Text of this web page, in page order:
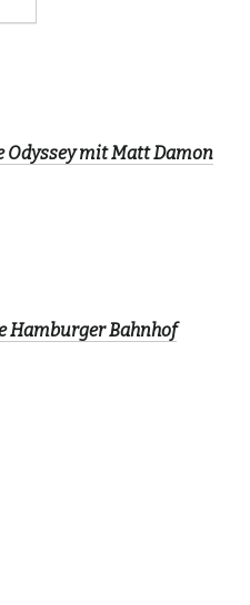
Odyssey mit Matt Damon
Hamburger Bahnhof